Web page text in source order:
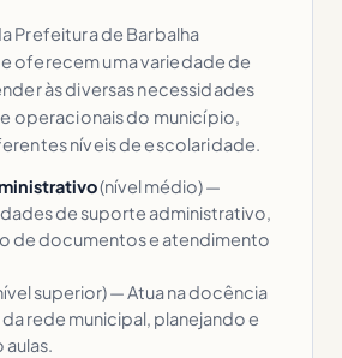
Prefeitura de Barbalha
oferecem uma variedade de
às diversas necessidades
operacionais do município,
níveis de escolaridade.
(nível médio) —
de suporte administrativo,
de documentos e atendimento
superior) — Atua na docência
rede municipal, planejando e